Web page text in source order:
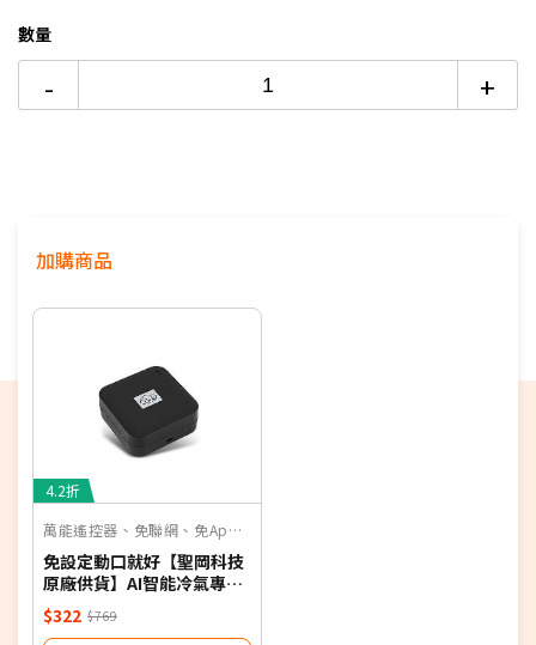
如無電梯，2樓(含)以上，現場收取樓層搬運費50-
價格包含【標準安裝】+【舊機回收】
期，以訂單順序陸續出貨，如遇原廠供貨延遲，將會
偏遠地區及外島不送！
優惠價格，恕不參加原廠贈品活動。(回函贈除外)
保固依原廠公告為主，加贈安裝保固一年。
數量
- +
加購商品
4.2折
萬能遙控器、免聯網、免App、聲控
免設定動口就好【聖岡科技
原廠供貨】AI智能冷氣專用
語音遙控器 保固一年 適用對
應廠牌 NB
$322 $769